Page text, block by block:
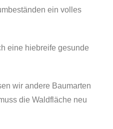
ein volles
eine hiebreife gesunde
wir andere Baumarten
die Waldfläche neu